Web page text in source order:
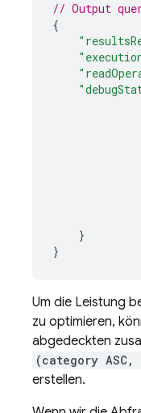
// Output
{
}
}
Um die Leistung
zu optimieren,
abgedeckten
(category ASC,
erstellen.